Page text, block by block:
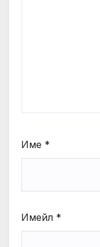
Име *
Имейл *